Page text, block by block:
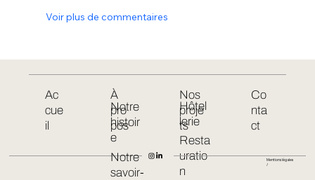
Voir plus de commentaires
Ac
cue
il
À
pro
pos
Notre
histoir
e
Notre
savoir-
Nos
proje
ts
Hôtel
lerie
Resta
uratio
n
Co
nta
ct
Mentions légales
/